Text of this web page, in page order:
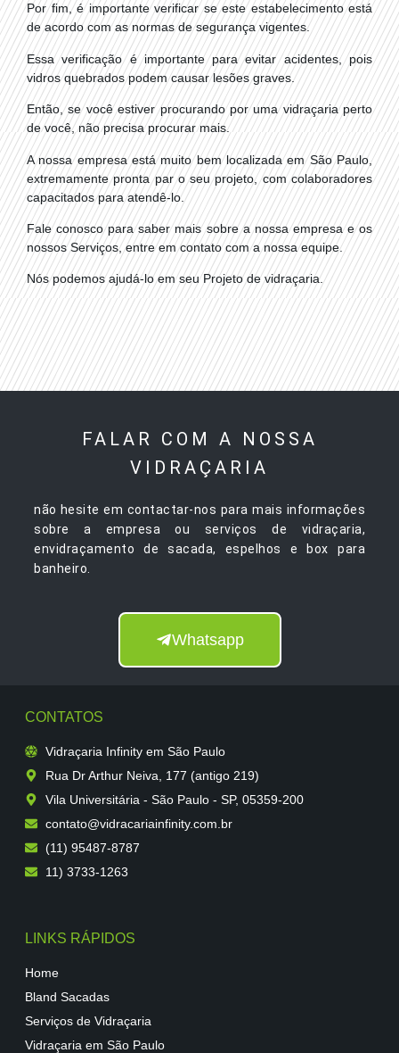
Por fim, é importante verificar se este estabelecimento está
de acordo com as normas de segurança vigentes.
Essa verificação é importante para evitar acidentes, pois
vidros quebrados podem causar lesões graves.
Então, se você estiver procurando por uma vidraçaria perto
de você, não precisa procurar mais.
A nossa empresa está muito bem localizada em São Paulo,
extremamente pronta par o seu projeto, com colaboradores
capacitados para atendê-lo.
Fale conosco para saber mais sobre a nossa empresa e os
nossos Serviços, entre em contato com a nossa equipe.
Nós podemos ajudá-lo em seu Projeto de vidraçaria.
FALAR COM A NOSSA
VIDRAÇARIA
não hesite em contactar-nos para mais informações
sobre a empresa ou serviços de vidraçaria,
envidraçamento de sacada, espelhos e box para
banheiro.
Whatsapp
CONTATOS
Vidraçaria Infinity em São Paulo
Rua Dr Arthur Neiva, 177 (antigo 219)
Vila Universitária - São Paulo - SP, 05359-200
contato@vidracariainfinity.com.br
(11) 95487-8787
11) 3733-1263
LINKS RÁPIDOS
Home
Bland Sacadas
Serviços de Vidraçaria
Vidraçaria em São Paulo